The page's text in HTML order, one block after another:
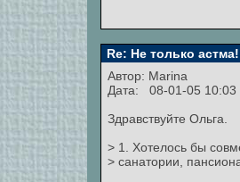
Re: Не только астма!
Автор: Marina
Дата: 08-01-05 10:03
Здравствуйте Ольга.
> 1. Хотелось бы
> санатории,